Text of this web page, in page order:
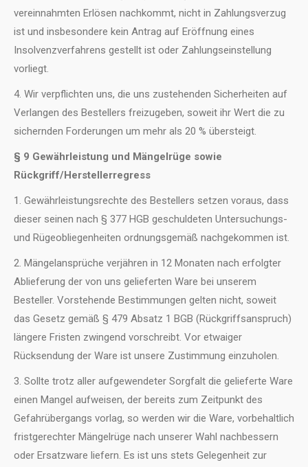
vereinnahmten Erlösen nachkommt, nicht in Zahlungsverzug
ist und insbesondere kein Antrag auf Eröffnung eines
Insolvenzverfahrens gestellt ist oder Zahlungseinstellung
vorliegt.
4. Wir verpflichten uns, die uns zustehenden Sicherheiten auf
Verlangen des Bestellers freizugeben, soweit ihr Wert die zu
sichernden Forderungen um mehr als 20 % übersteigt.
§ 9 Gewährleistung und Mängelrüge sowie
Rückgriff/Herstellerregress
1. Gewährleistungsrechte des Bestellers setzen voraus, dass
dieser seinen nach § 377 HGB geschuldeten Untersuchungs-
und Rügeobliegenheiten ordnungsgemäß nachgekommen ist.
2. Mängelansprüche verjähren in 12 Monaten nach erfolgter
Ablieferung der von uns gelieferten Ware bei unserem
Besteller. Vorstehende Bestimmungen gelten nicht, soweit
das Gesetz gemäß § 479 Absatz 1 BGB (Rückgriffsanspruch)
längere Fristen zwingend vorschreibt. Vor etwaiger
Rücksendung der Ware ist unsere Zustimmung einzuholen.
3. Sollte trotz aller aufgewendeter Sorgfalt die gelieferte Ware
einen Mangel aufweisen, der bereits zum Zeitpunkt des
Gefahrübergangs vorlag, so werden wir die Ware, vorbehaltlich
fristgerechter Mängelrüge nach unserer Wahl nachbessern
oder Ersatzware liefern. Es ist uns stets Gelegenheit zur